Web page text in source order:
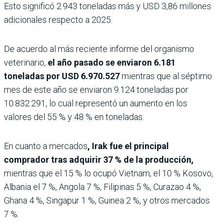
Esto significó 2.943 toneladas más y USD 3,86 millones
adicionales respecto a 2025.
De acuerdo al más reciente informe del organismo
veterinario, el año pasado se enviaron 6.181
toneladas por USD 6.970.527mientras que al séptimo
mes de este año se enviaron 9.124 toneladas por
10.832.291, lo cual representó un aumento en los
valores del 55 % y 48 % en toneladas.
En cuanto a mercados, Irak fue el principal
comprador tras adquirir 37 % de la producción,
mientras que el 15 % lo ocupó Vietnam, el 10 % Kosovo,
Albania el 7 %, Angola 7 %, Filipinas 5 %, Curazao 4 %,
Ghana 4 %, Singapur 1 %, Guinea 2 %, y otros mercados
7 %.